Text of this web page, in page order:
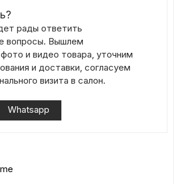
рады ответить
вопросы. Вышлем
и видео товара, уточним
и доставки, согласуем
визита в салон.
Whatsapp